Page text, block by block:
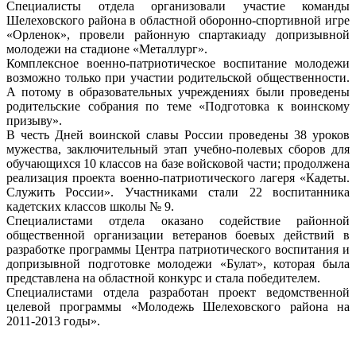
Специалисты отдела организовали участие команды
Шелеховского района в областной оборонно-спортивной игре
«Орленок», провели районную спартакиаду допризывной
молодежи на стадионе «Металлург».
Комплексное военно-патриотическое воспитание молодежи
возможно только при участии родительской общественности.
А потому в образовательных учреждениях были проведены
родительские собрания по теме «Подготовка к воинскому
призыву».
В честь Дней воинской славы России проведены 38 уроков
мужества, заключительный этап учебно-полевых сборов для
обучающихся 10 классов на базе войсковой части; продолжена
реализация проекта военно-патриотического лагеря «Кадеты.
Служить России». Участниками стали 22 воспитанника
кадетских классов школы № 9.
Специалистами отдела оказано содействие районной
общественной организации ветеранов боевых действий в
разработке программы Центра патриотического воспитания и
допризывной подготовке молодежи «Булат», которая была
представлена на областной конкурс и стала победителем.
Специалистами отдела разработан проект ведомственной
целевой программы «Молодежь Шелеховского района на
2011-2013 годы».